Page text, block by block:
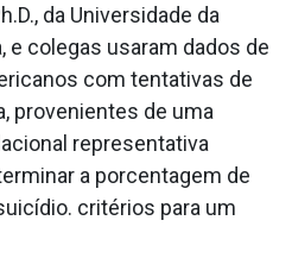
da Universidade da
e colegas usaram dados de
com tentativas de
provenientes de uma
representativa
a porcentagem de
critérios para um